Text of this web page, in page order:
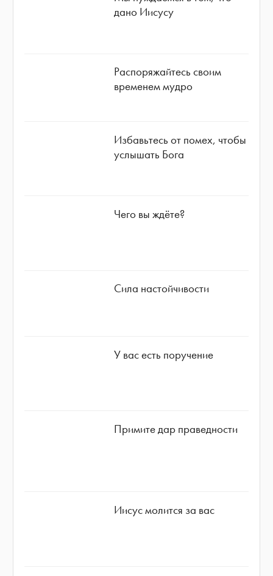
дано Иисусу
Распоряжайтесь своим
временем мудро
Избавьтесь от помех, чтобы
услышать Бога
Чего вы ждёте?
Сила настойчивости
У вас есть поручение
Примите дар праведности
Иисус молится за вас